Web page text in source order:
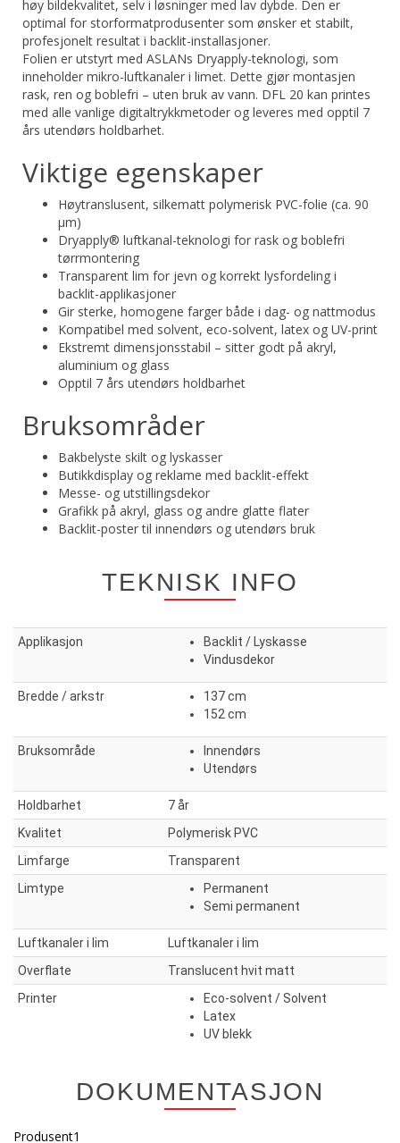
høy bildekvalitet, selv i løsninger med lav dybde. Den er
optimal for storformatprodusenter som ønsker et stabilt,
profesjonelt resultat i backlit-installasjoner.
Folien er utstyrt med ASLANs Dryapply-teknologi, som
inneholder mikro-luftkanaler i limet. Dette gjør montasjen
rask, ren og boblefri – uten bruk av vann. DFL 20 kan printes
med alle vanlige digitaltrykkmetoder og leveres med opptil 7
års utendørs holdbarhet.
Viktige egenskaper
Høytranslusent, silkematt polymerisk PVC-folie (ca. 90
µm)
Dryapply® luftkanal-teknologi for rask og boblefri
tørrmontering
Transparent lim for jevn og korrekt lysfordeling i
backlit-applikasjoner
Gir sterke, homogene farger både i dag- og nattmodus
Kompatibel med solvent, eco-solvent, latex og UV-print
Ekstremt dimensjonsstabil – sitter godt på akryl,
aluminium og glass
Opptil 7 års utendørs holdbarhet
Bruksområder
Bakbelyste skilt og lyskasser
Butikkdisplay og reklame med backlit-effekt
Messe- og utstillingsdekor
Grafikk på akryl, glass og andre glatte flater
Backlit-poster til innendørs og utendørs bruk
TEKNISK INFO
Applikasjon
Backlit / Lyskasse
Vindusdekor
Bredde / arkstr
137 cm
152 cm
Bruksområde
Innendørs
Utendørs
Holdbarhet
7 år
Kvalitet
Polymerisk PVC
Limfarge
Transparent
Limtype
Permanent
Semi permanent
Luftkanaler i lim
Luftkanaler i lim
Overflate
Translucent hvit matt
Printer
Eco-solvent / Solvent
Latex
UV blekk
DOKUMENTASJON
Produsent1